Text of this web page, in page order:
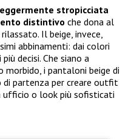
stropicciata
distintivo che dona al
Il beige, invece,
abbinamenti: dai colori
decisi. Che siano a
i pantaloni beige di
partenza per creare outfit
ufficio o look più sofisticati